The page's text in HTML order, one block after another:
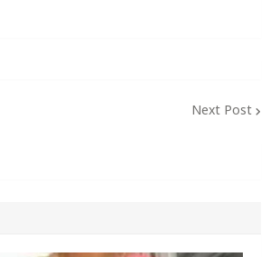
Next Post